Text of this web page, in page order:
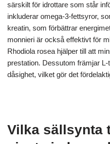
särskilt för idrottare som står
inkluderar omega-3-fettsyror,
kreatin, som förbättrar
monnieri är också effektivt för
Rhodiola rosea hjälper till att
prestation. Dessutom främjar
dåsighet, vilket gör det